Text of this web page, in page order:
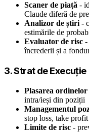
Scaner de piață -
Claude diferă de
Analizor de știri -
estimările de
Evaluator de risc -
încrederii și a
3. Strat de Execuție
Plasarea ordinelor
intra/ieși din poziții
Managementul
stop loss, take profit
Limite de risc -